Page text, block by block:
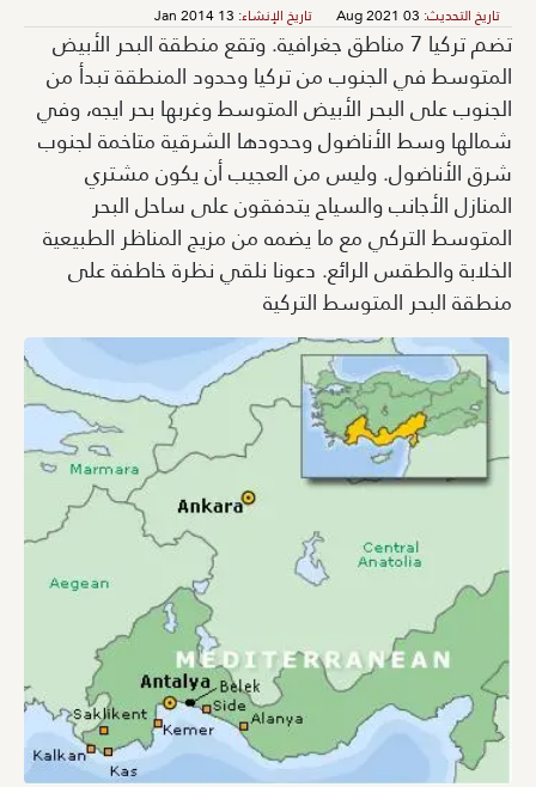
تاريخ التحديث:
03 Aug 2021 تاريخ الإنشاء:
13 Jan 2014
تضم تركيا 7 مناطق جغرافية. وتقع منطقة البحر الأبيض
المتوسط في الجنوب من تركيا وحدود المنطقة تبدأ من
الجنوب على البحر الأبيض المتوسط وغربها بحر ايجه، وفي
شمالها وسط الأناضول وحدودها الشرقية متاخمة لجنوب
شرق الأناضول. وليس من العجيب أن يكون مشتري
المنازل الأجانب والسياح يتدفقون على ساحل البحر
المتوسط التركي مع ما يضمه من مزيج المناظر الطبيعية
الخلابة والطقس الرائع. دعونا نلقي نظرة خاطفة على
منطقة البحر المتوسط التركية